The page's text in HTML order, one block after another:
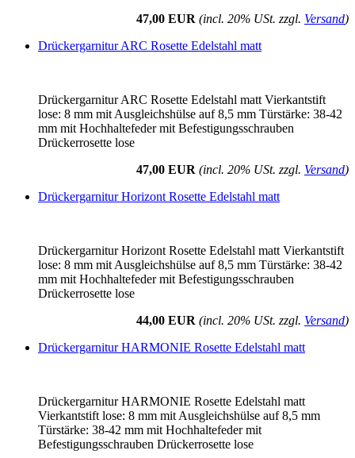
47,00 EUR (incl. 20% USt. zzgl. Versand)
Drückergarnitur ARC Rosette Edelstahl matt
Drückergarnitur ARC Rosette Edelstahl matt Vierkantstift
lose: 8 mm mit Ausgleichshülse auf 8,5 mm Türstärke: 38-42
mm mit Hochhaltefeder mit Befestigungsschrauben
Drückerrosette lose
47,00 EUR (incl. 20% USt. zzgl. Versand)
Drückergarnitur Horizont Rosette Edelstahl matt
Drückergarnitur Horizont Rosette Edelstahl matt Vierkantstift
lose: 8 mm mit Ausgleichshülse auf 8,5 mm Türstärke: 38-42
mm mit Hochhaltefeder mit Befestigungsschrauben
Drückerrosette lose
44,00 EUR (incl. 20% USt. zzgl. Versand)
Drückergarnitur HARMONIE Rosette Edelstahl matt
Drückergarnitur HARMONIE Rosette Edelstahl matt
Vierkantstift lose: 8 mm mit Ausgleichshülse auf 8,5 mm
Türstärke: 38-42 mm mit Hochhaltefeder mit
Befestigungsschrauben Drückerrosette lose